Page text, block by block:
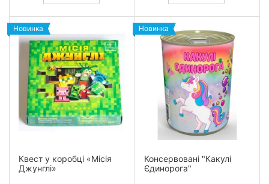
Новинка
Квест у коробці «Місія
Джунглі»
Новинка
Консервовані "Какулі
Єдинорога"